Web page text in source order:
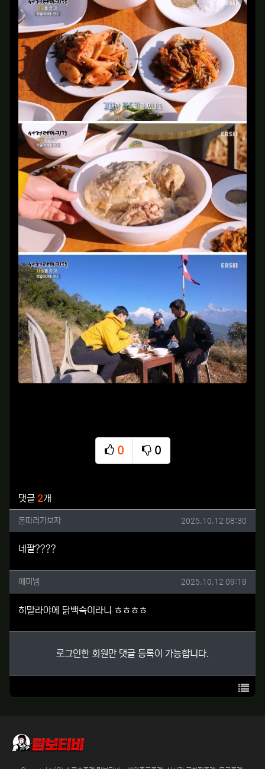
0
추천
0
비추천
댓글 2개
돈따러가보자님의 댓글
돈따러가보자 작성일
2025.10.12 08:30
네팔????
에미넴님의 댓글
에미넴 작성일
2025.10.12 09:19
히말라야에 닭백숙이라니 ㅎㅎㅎㅎ
로그인한 회원만 댓글 등록이 가능합니다.
목록